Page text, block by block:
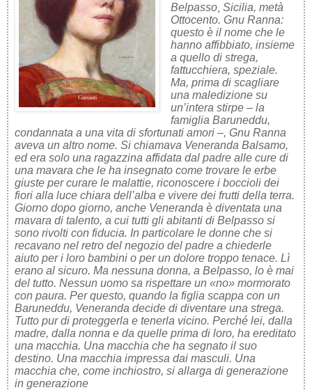
Belpasso, Sicilia, metà
Ottocento. Gnu Ranna:
questo è il nome che le
hanno affibbiato, insieme
a quello di strega,
fattucchiera, speziale.
Ma, prima di scagliare
una maledizione su
un’intera stirpe – la
famiglia Baruneddu,
condannata a una vita di sfortunati amori –, Gnu Ranna
aveva un altro nome. Si chiamava Veneranda Balsamo,
ed era solo una ragazzina affidata dal padre alle cure di
una mavara che le ha insegnato come trovare le erbe
giuste per curare le malattie, riconoscere i boccioli dei
fiori alla luce chiara dell’alba e vivere dei frutti della terra.
Giorno dopo giorno, anche Veneranda è diventata una
mavara di talento, a cui tutti gli abitanti di Belpasso si
sono rivolti con fiducia. In particolare le donne che si
recavano nel retro del negozio del padre a chiederle
aiuto per i loro bambini o per un dolore troppo tenace. Lì
erano al sicuro. Ma nessuna donna, a Belpasso, lo è mai
del tutto. Nessun uomo sa rispettare un «no» mormorato
con paura. Per questo, quando la figlia scappa con un
Baruneddu, Veneranda decide di diventare una strega.
Tutto pur di proteggerla e tenerla vicino. Perché lei, dalla
madre, dalla nonna e da quelle prima di loro, ha ereditato
una macchia. Una macchia che ha segnato il suo
destino. Una macchia impressa dai masculi. Una
macchia che, come inchiostro, si allarga di generazione
in generazione